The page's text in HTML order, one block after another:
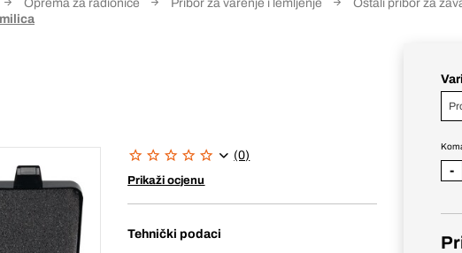
Oprema za radionice Pribor za varenje i lemljenje
Ostali pribor za
(0)
Prikaži ocjenu
Tehnički podaci
-